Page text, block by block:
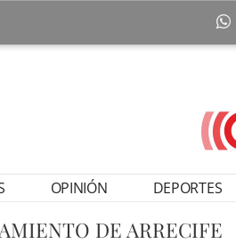
OPINIÓN DEPORTES
DE ARRECIFE